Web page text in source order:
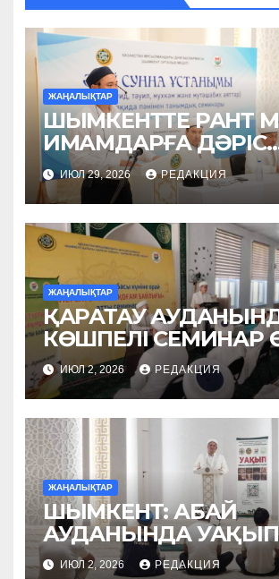
ЖАҢАЛЫҚТАР
ШЫМКЕНТТЕ РАНТ
ИМАМДАРҒА ДӘРІС
ОҚЫДЫ
ИЮЛ 29, 2026 РЕДАКЦИЯ
ЖАҢАЛЫҚТАР
ҚАРАТАУ
КӨШПЕЛІ СЕМИНАР
ИЮЛ 2, 2026 РЕДАКЦИЯ
ЖАҢАЛЫҚТАР
ШЫМКЕНТ: АБАЙ
АУДАНЫНДА УАҚЫП
НАСИХАТТАЛДЫ
ИЮЛ 2, 2026 РЕДАКЦИЯ